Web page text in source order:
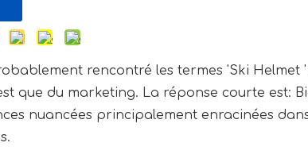
rencontré les termes 'Ski Helmet
que du marketing. La réponse courte est:
nuancées principalement enracinées